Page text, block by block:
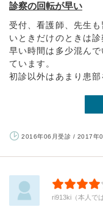
診察の回転が早い
受付、看護師、先生
いときだけのときは診
早い時間は多少混ん
ています。
初診以外はあまり患部
2016年06月受診 / 2017年
ri913ki（本人で